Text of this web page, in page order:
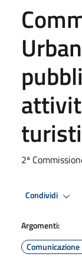
2ª
Condividi
Argomenti: